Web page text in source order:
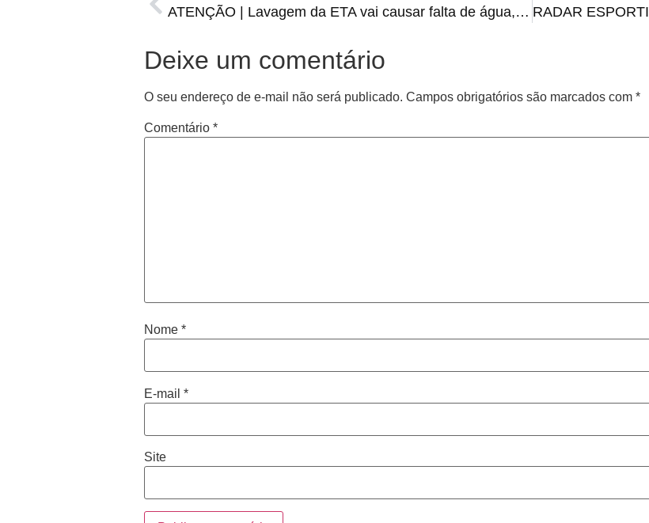
ATENÇÃO | Lavagem da ETA vai causar falta de água, avisa Corsan
Deixe um comentário
O seu endereço de e-mail não será publicado. Campos obrigatórios são marcados com *
Comentário *
Nome *
E-mail *
Site